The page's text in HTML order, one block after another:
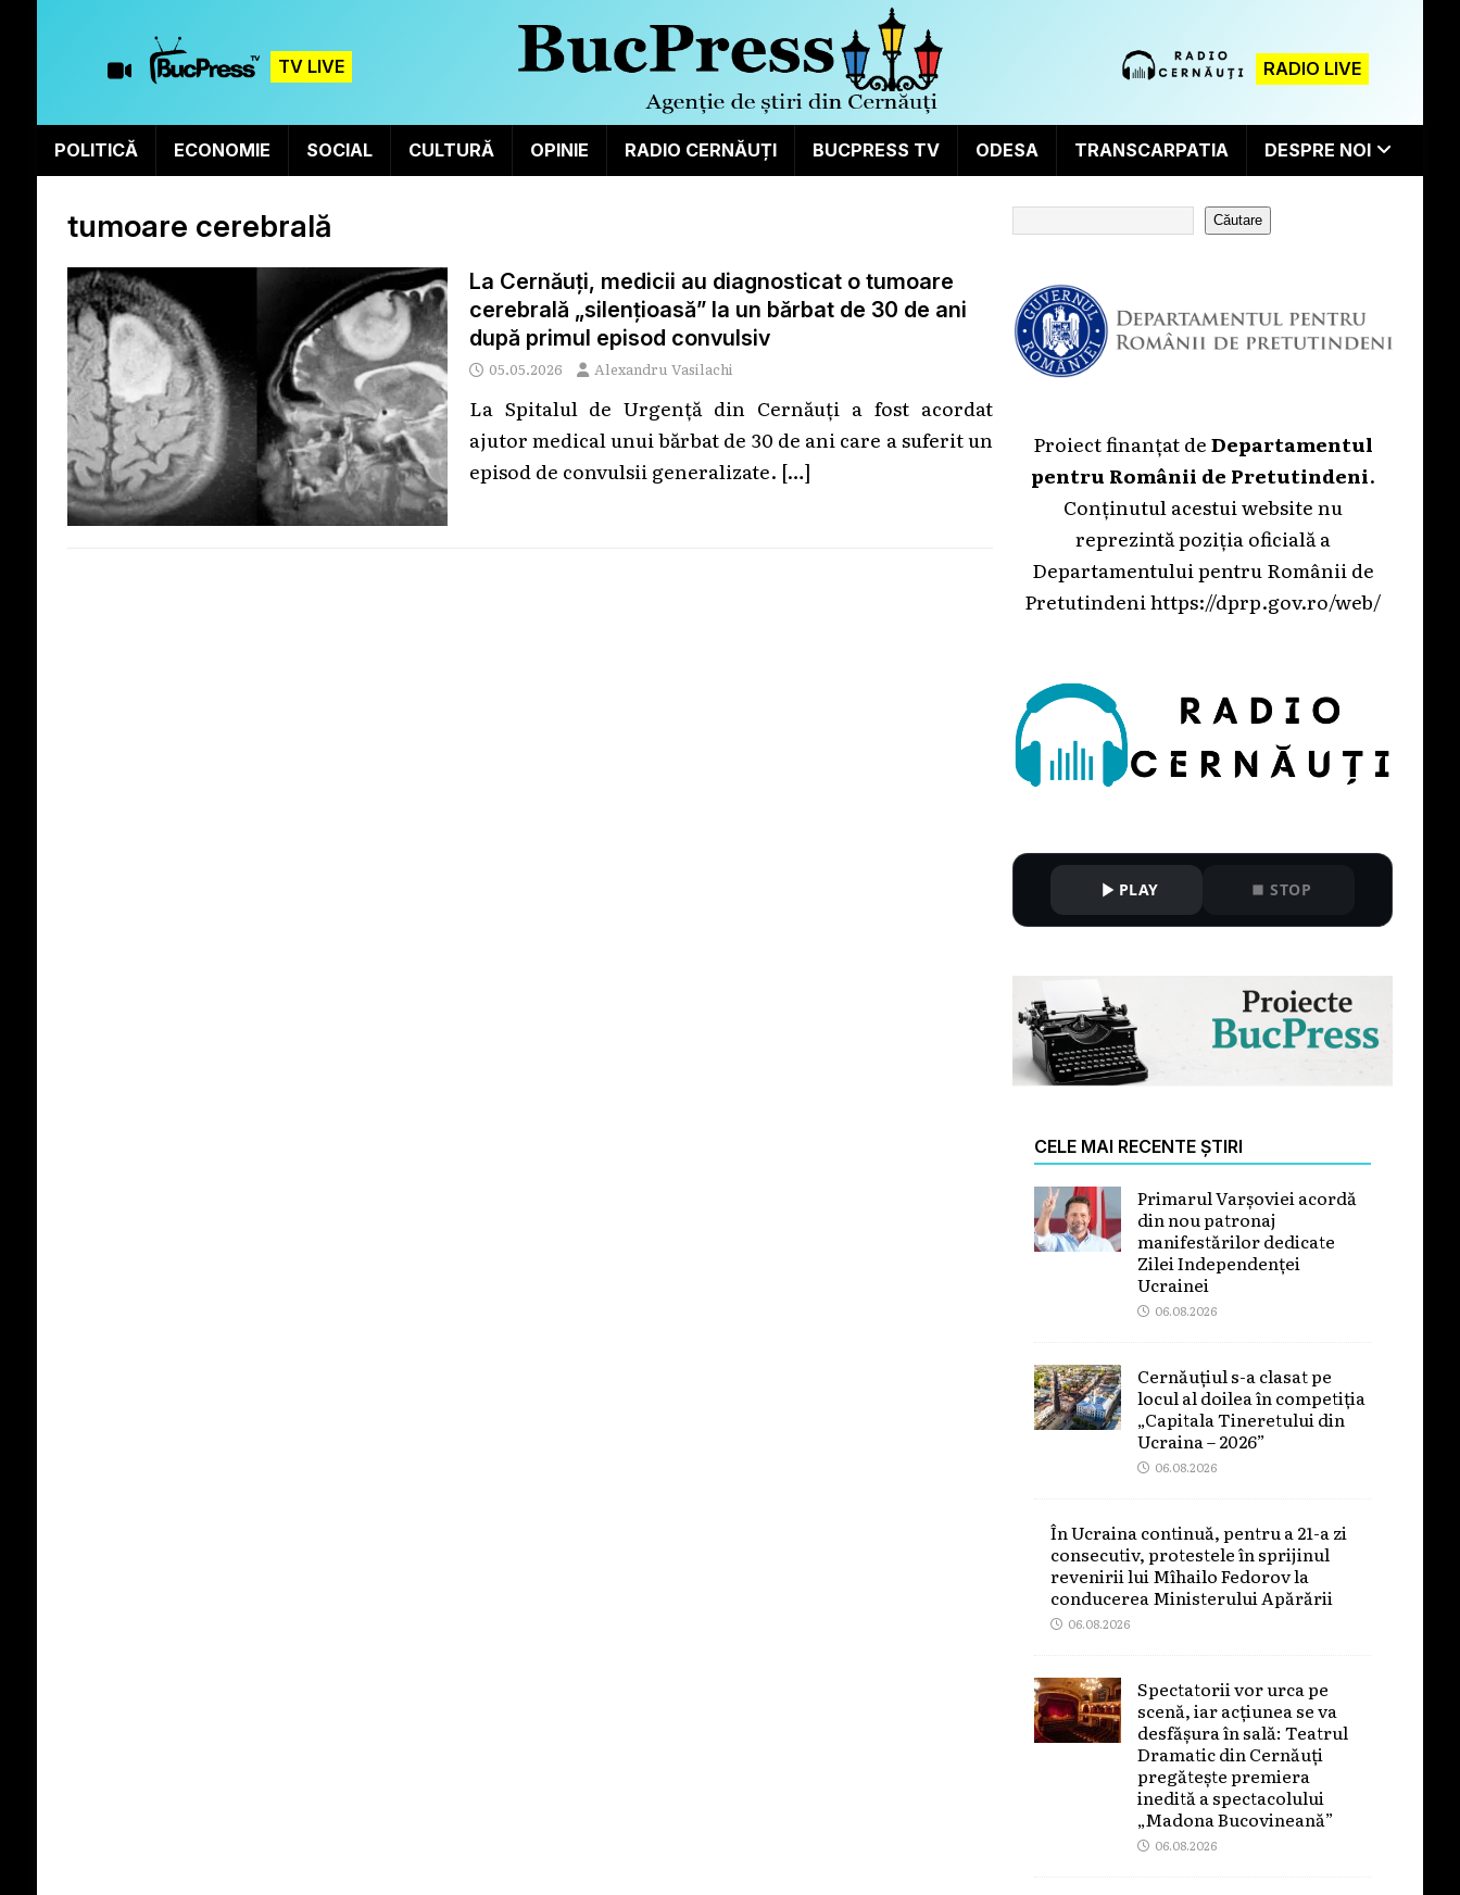
TV LIVE RADIO LIVE
POLITICĂ ECONOMIE SOCIAL CULTURĂ OPINIE RADIO CERNĂUȚI BUCPRESS TV ODESA TRANSCARPATIA DESPRE NOI
tumoare cerebrală
La Cernăuți, medicii au diagnosticat o tumoare
cerebrală „silențioasă” la un bărbat de 30 de ani
după primul episod convulsiv
05.05.2026 Alexandru Vasilachi
La Spitalul de Urgență din Cernăuți a fost acordat
ajutor medical unui bărbat de 30 de ani care a suferit un
episod de convulsii generalizate. […]
Căutare
Proiect finanțat deDepartamentul
pentru Românii de Pretutindeni.
Conținutul acestui website nu
reprezintă poziția oficială a
Departamentului pentru Românii de
Pretutindenihttps://dprp.gov.ro/web/
PLAY STOP
CELE MAI RECENTE ȘTIRI
Primarul Varșoviei acordă
din nou patronaj
manifestărilor dedicate
Zilei Independenței
Ucrainei
06.08.2026
Cernăuțiul s-a clasat pe
locul al doilea în competiția
„Capitala Tineretului din
Ucraina – 2026”
06.08.2026
În Ucraina continuă, pentru a 21-a zi
consecutiv, protestele în sprijinul
revenirii lui Mîhailo Fedorov la
conducerea Ministerului Apărării
06.08.2026
Spectatorii vor urca pe
scenă, iar acțiunea se va
desfășura în sală: Teatrul
Dramatic din Cernăuți
pregătește premiera
inedită a spectacolului
„Madona Bucovineană”
06.08.2026